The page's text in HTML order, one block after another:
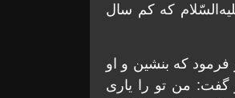
که کم سال
که بنشین و او
گفت: من تو را یاری